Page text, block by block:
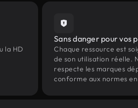
la HD
Sans danger pour vos
Chaque ressource est
de son utilisation réelle.
respecte les marques
conforme aux normes